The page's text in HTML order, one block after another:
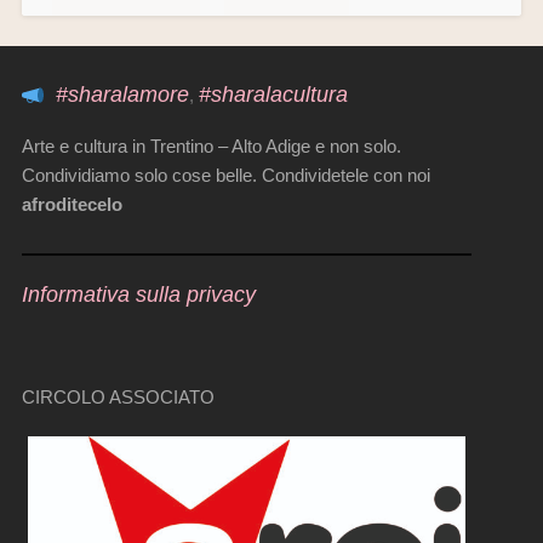
#sharalamore, #sharalacultura
Arte e cultura in Trentino – Alto Adige e non solo.
Condividiamo solo cose belle. Condividetele con noi
afroditecelo
Informativa sulla privacy
CIRCOLO ASSOCIATO